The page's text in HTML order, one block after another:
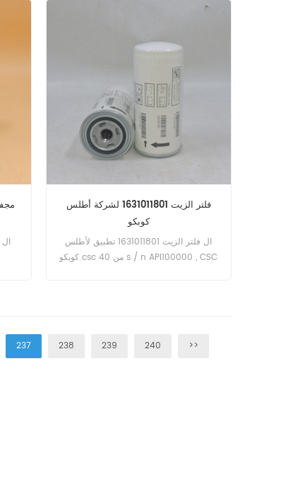
89040662) . isuzu FTR w / 6hk1tc eng
, oeno 89040-662) . iveco 100 E15 w /
8060 . 25r . 42000 eng (عند التركيب:
هواء مضغوط , oeno TB1374X) .
مجفف
فلتر الزيت 1631011801 لشركة أطلس
كوبكو
ال فلتر الزيت 1631011801 تطبيق لأطلس
كوبكو csc 40 من s / n API100000 , CSC
237 238 239 240 >>